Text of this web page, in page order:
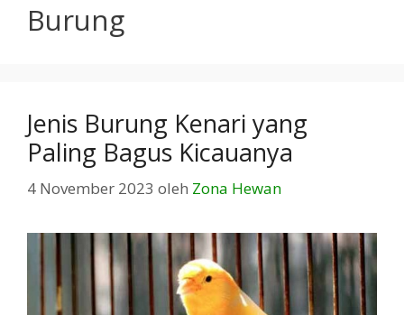
Burung
Jenis Burung Kenari yang
Paling Bagus Kicauanya
4 November 2023 oleh Zona Hewan